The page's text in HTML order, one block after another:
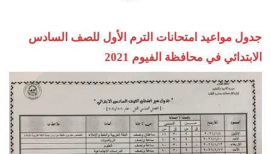
جدول مواعيد امتحانات الترم الأول للصف السادس
الابتدائي في محافظة الفيوم 2021